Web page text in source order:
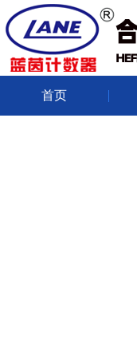
首页